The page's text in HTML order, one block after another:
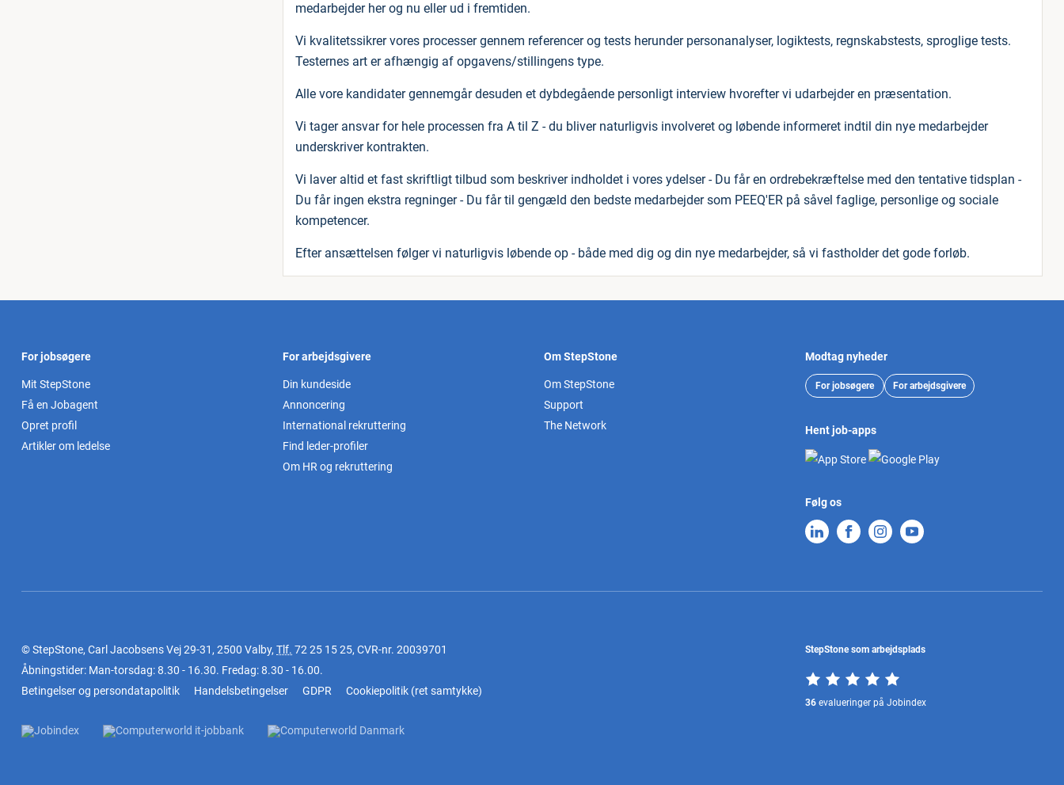
medarbejder her og nu eller ud i fremtiden.
Vi kvalitetssikrer vores processer gennem referencer og tests herunder personanalyser, logiktests, regnskabstests, sproglige tests.
Testernes art er afhængig af opgavens/stillingens type.
Alle vore kandidater gennemgår desuden et dybdegående personligt interview hvorefter vi udarbejder en præsentation.
Vi tager ansvar for hele processen fra A til Z - du bliver naturligvis involveret og løbende informeret indtil din nye medarbejder
underskriver kontrakten.
Vi laver altid et fast skriftligt tilbud som beskriver indholdet i vores ydelser - Du får en ordrebekræftelse med den tentative tidsplan -
Du får ingen ekstra regninger - Du får til gengæld den bedste medarbejder som PEEQ'ER på såvel faglige, personlige og sociale
kompetencer.
Efter ansættelsen følger vi naturligvis løbende op - både med dig og din nye medarbejder, så vi fastholder det gode forløb.
For jobsøgere
Mit StepStone
Få en Jobagent
Opret profil
Artikler om ledelse
For arbejdsgivere
Din kundeside
Annoncering
International rekruttering
Find leder-profiler
Om HR og rekruttering
Om StepStone
Om StepStone
Support
The Network
Modtag nyheder
For jobsøgere For arbejdsgivere
Hent job-apps
Følg os
© StepStone, Carl Jacobsens Vej 29-31, 2500 Valby, Tlf. 72 25 15 25, CVR-nr. 20039701
Åbningstider: Man-torsdag: 8.30 - 16.30. Fredag: 8.30 - 16.00.
Betingelser og persondatapolitik
Handelsbetingelser GDPR Cookiepolitik (ret samtykke)
StepStone som arbejdsplads
36 evalueringer på Jobindex